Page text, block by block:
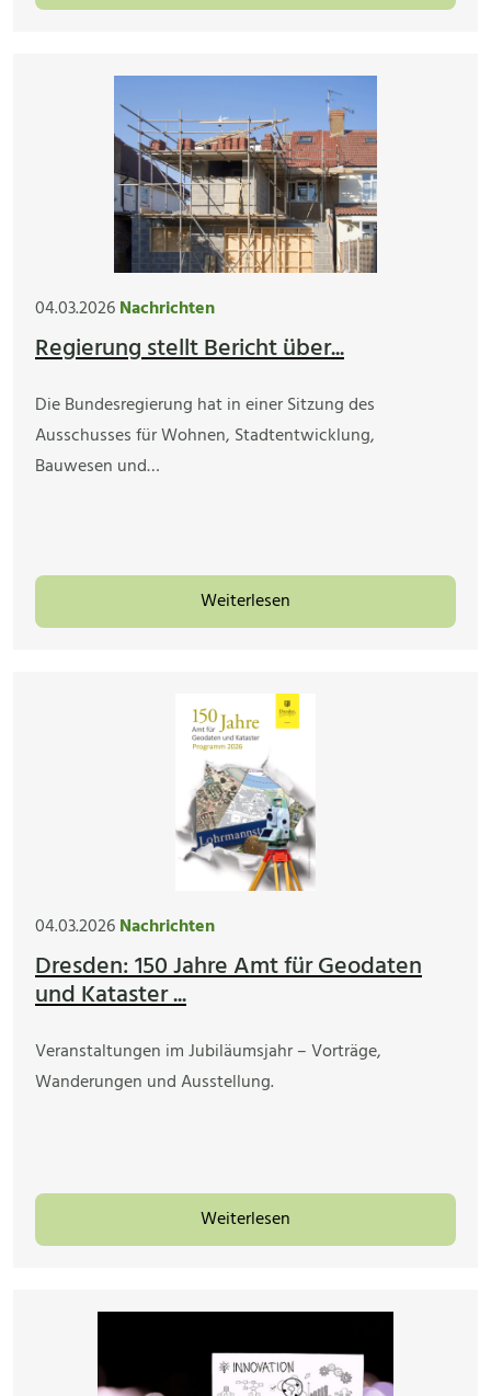
04.03.2026Nachrichten
Regierung stellt Bericht über...
Die Bundesregierung hat in einer Sitzung des
Ausschusses für Wohnen, Stadtentwicklung,
Bauwesen und…
Weiterlesen
04.03.2026Nachrichten
Dresden: 150 Jahre Amt für Geodaten
und Kataster ...
Veranstaltungen im Jubiläumsjahr – Vorträge,
Wanderungen und Ausstellung.
Weiterlesen